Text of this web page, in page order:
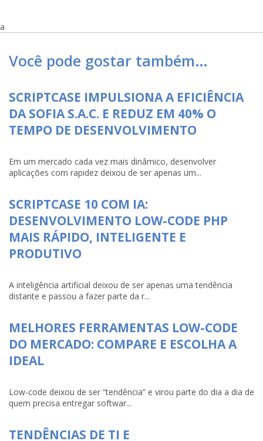
a
Você pode gostar também…
SCRIPTCASE IMPULSIONA A EFICIÊNCIA
DA SOFIA S.A.C. E REDUZ EM 40% O
TEMPO DE DESENVOLVIMENTO
Em um mercado cada vez mais dinâmico, desenvolver
aplicações com rapidez deixou de ser apenas um...
SCRIPTCASE 10 COM IA:
DESENVOLVIMENTO LOW-CODE PHP
MAIS RÁPIDO, INTELIGENTE E
PRODUTIVO
A inteligência artificial deixou de ser apenas uma tendência
distante e passou a fazer parte da r...
MELHORES FERRAMENTAS LOW-CODE
DO MERCADO: COMPARE E ESCOLHA A
IDEAL
Low-code deixou de ser “tendência” e virou parte do dia a dia de
quem precisa entregar softwar...
TENDÊNCIAS DE TI E